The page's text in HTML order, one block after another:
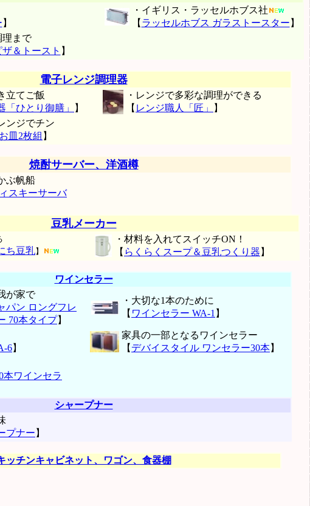
】
・イギリス・ラッセルホブス社
【 ラッセルホブス ガラストースター 】
理まで
＆トースト 】
電子レンジ調理器
立てご飯
「ひとり御膳」 】
・レンジで多彩な調理ができる
【 レンジ職人「匠」
】
ンジでチン
皿2枚組 】
焼酎サーバー、洋酒樽
ぶ帆船
スキーサーバ
豆乳メーカー
ち豆乳】
・材料を入れてスイッチON！
【 らくらくスープ＆豆乳つくり器 】
ワインセラー
が家で
パン ロングフレ
70本タイプ】
・大切な1本のために
【 ワインセラー WA-1 】
6】
家具の一部となるワインセラー
【 デバイスタイル ワンセラー30本】
本ワインセラ
シャープナー
プナー 】
ッチンキャビネット、ワゴン、食器棚